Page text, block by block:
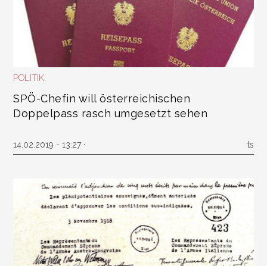
POLITIK
SPÖ-Chefin will österreichischen
Doppelpass rasch umgesetzt sehen
14.02.2019 - 13:27 · ts